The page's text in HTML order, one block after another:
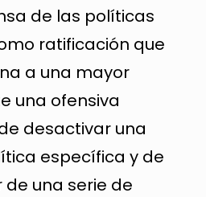
de las políticas
ratificación que
a una mayor
una ofensiva
desactivar una
específica y de
una serie de